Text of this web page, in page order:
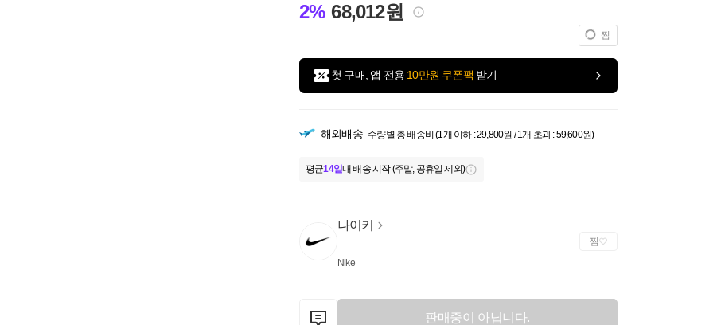
2% 68,012원
찜
첫 구매, 앱 전용 10만원 쿠폰팩 받기
해외배송 수량별 총 배송비 (1개 이하 : 29,800원 / 1개 초과 : 59,600원)
평균14일내 배송 시작 (주말, 공휴일 제외)
나이키
Nike
찜
판매중이 아닙니다.